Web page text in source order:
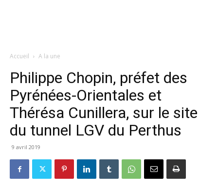
Accueil A la une
Philippe Chopin, préfet des
Pyrénées-Orientales et
Thérésa Cunillera, sur le site
du tunnel LGV du Perthus
9 avril 2019